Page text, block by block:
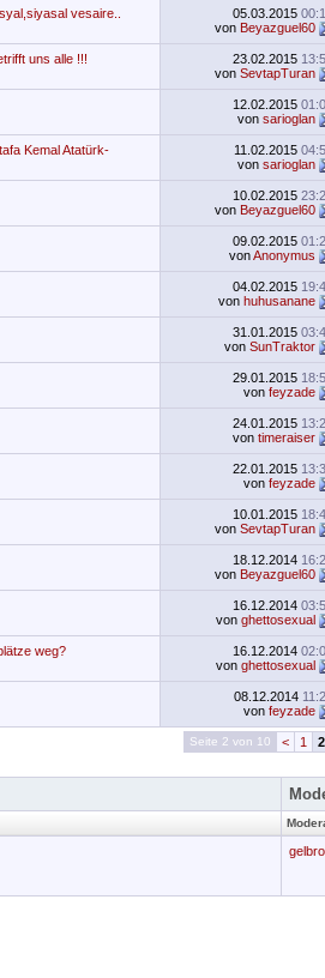
vesaire..
05.03.2015
von Beyazguel60
uns alle !!!
23.02.2015
von SevtapTuran
12.02.2015
von sarioglan
Kemal Atatürk-
11.02.2015
von sarioglan
10.02.2015
von Beyazguel60
09.02.2015
vonAnonymus
04.02.2015
von huhusanane
31.01.2015
von SunTraktor
29.01.2015
von feyzade
24.01.2015
von timeraiser
22.01.2015
von feyzade
10.01.2015
von SevtapTuran
18.12.2014
von Beyazguel60
16.12.2014
von ghettosexual
weg?
16.12.2014
von ghettosexual
08.12.2014
von feyzade
Seite 2 von 10 < 1 2